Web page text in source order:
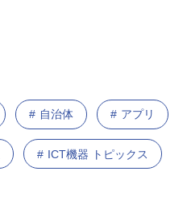
自治体 アプリ
ICT機器 トピックス